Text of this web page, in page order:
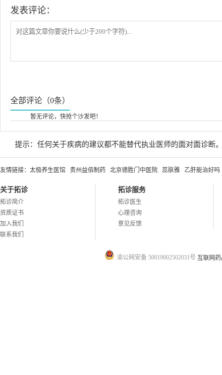
发表评论：
全部评论（0条）
暂无评论，快抢个沙发吧！
提示：任何关于疾病的建议都不能替代执业医师的面对面诊断
友情链接： 太极养生医馆 贵州益佰制药 北京德胜门中医院 蕊肤雅 乙肝能治好吗
关于拓诊
拓诊简介
资质证书
加入我们
联系我们
拓诊服务
拓诊医生
心理咨询
意见反馈
渝公网安备 50019002502031号 互联网